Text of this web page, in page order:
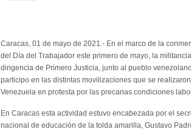
Caracas, 01 de mayo de 2021.- En el marco de la
del Día del Trabajador este primero de mayo, la
dirigencia de Primero Justicia, junto al pueblo
participo en las distintas movilizaciones que se
Venezuela en protesta por las precarias condiciones
En Caracas esta actividad estuvo encabezada por el
nacional de educación de la tolda amarilla, Gustavo